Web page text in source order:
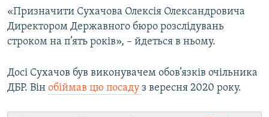
Усі сайти RFE/RL
«Призначити Сухачова Олексія Олександровича
Директором Державного бюро розслідувань
строком на п’ять років», – йдеться в ньому.
Досі Сухачов був виконувачем обов’язків очільника
ДБР. Він обіймав цю посаду з вересня 2020 року.